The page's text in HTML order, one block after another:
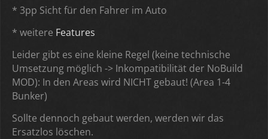
* 3pp Sicht für den Fahrer im Auto
* weitere Features
Leider gibt es eine kleine Regel (keine technische
Umsetzung möglich -> Inkompatibilität der NoBuild
MOD): In den Areas wird NICHT gebaut! (Area 1-4
Bunker)
Sollte dennoch gebaut werden, werden wir das
Ersatzlos löschen.